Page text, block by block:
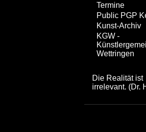
Termine
Public PGP
Kunst-Archiv
KGW -
Wettringen
Die Realität ist
irrelevant. (Dr.